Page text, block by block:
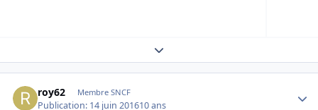
Expand topic overview
roy62 Membre SNCF
Publication: 14 juin 201610 ans